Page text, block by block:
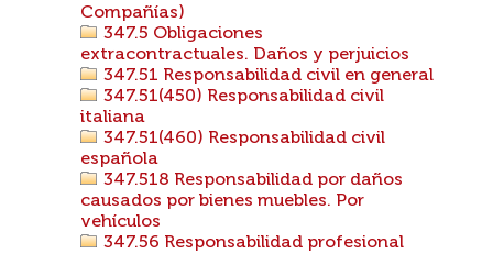
Compañías)
347.5 Obligaciones
extracontractuales. Daños y perjuicios
347.51 Responsabilidad civil en general
347.51(450) Responsabilidad civil
italiana
347.51(460) Responsabilidad civil
española
347.518 Responsabilidad por daños
causados por bienes muebles. Por
vehículos
347.56 Responsabilidad profesional